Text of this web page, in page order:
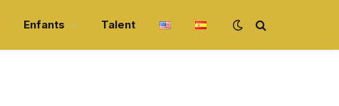
Enfants Talent